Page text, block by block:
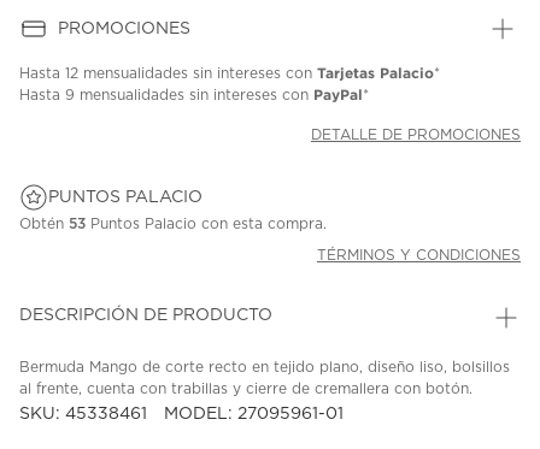
PROMOCIONES
Hasta 12 mensualidades sin intereses con Tarjetas Palacio*
Hasta 9 mensualidades sin intereses con PayPal*
DETALLE DE PROMOCIONES
PUNTOS PALACIO
Obtén 53 Puntos Palacio con esta compra.
TÉRMINOS Y CONDICIONES
DESCRIPCIÓN DE PRODUCTO
Bermuda Mango de corte recto en tejido plano, diseño liso, bolsillos
al frente, cuenta con trabillas y cierre de cremallera con botón.
SKU: 45338461 MODEL: 27095961-01